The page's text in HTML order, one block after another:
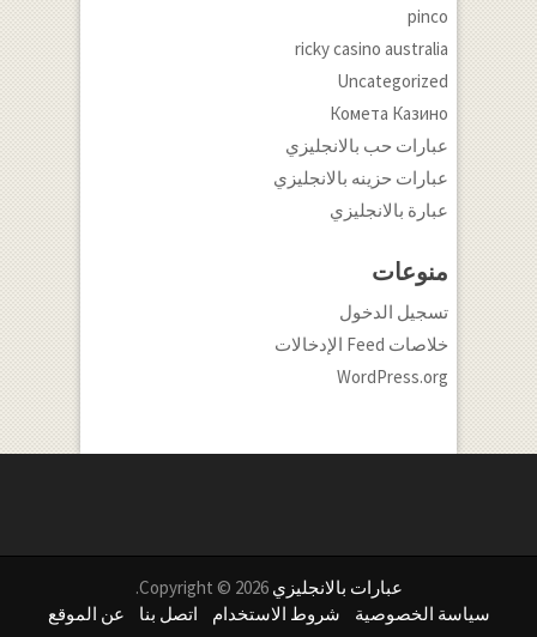
pinco
ricky casino australia
Uncategorized
Комета Казино
عبارات حب بالانجليزي
عبارات حزينه بالانجليزي
عبارة بالانجليزي
منوعات
تسجيل الدخول
خلاصات Feed الإدخالات
WordPress.org
عبارات بالانجليزي Copyright © 2026.
سياسة الخصوصية
شروط الاستخدام اتصل بنا عن الموقع